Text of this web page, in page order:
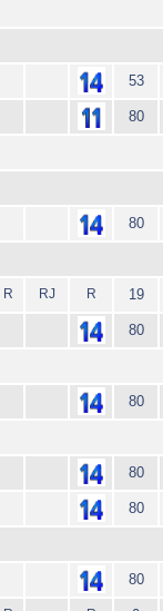
53
80
80
R RJ R 19
80
80
80
80
80